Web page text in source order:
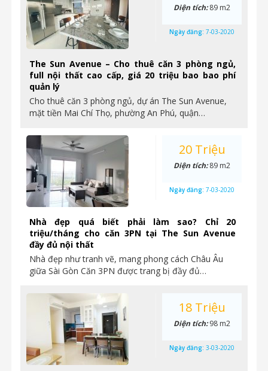
The Sun Avenue – Cho thuê căn 3 phòng ngủ,
full nội thất cao cấp, giá 20 triệu bao bao phí
quản lý
Cho thuê căn 3 phòng ngủ, dự án The Sun Avenue,
mặt tiền Mai Chí Thọ, phường An Phú, quận…
Diện tích:89 m2
Ngày đăng: 7-03-2020
Nhà đẹp quá biết phải làm sao? Chỉ 20
triệu/tháng cho căn 3PN tại The Sun Avenue
đầy đủ nội thất
Nhà đẹp như tranh vẽ, mang phong cách Châu Âu
giữa Sài Gòn Căn 3PN được trang bị đầy đủ…
20 Triệu
Diện tích:89 m2
Ngày đăng: 7-03-2020
18 Triệu
Diện tích:98 m2
Ngày đăng: 3-03-2020